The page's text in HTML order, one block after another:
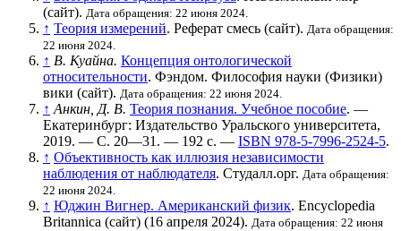
(сайт). Дата обращения: 22 июня 2024.
↑ Теория измерений. Реферат смесь (сайт). Дата обращения:
22 июня 2024.
↑ В. Куайна. Концепция онтологической
относительности. Фэндом. Философия науки (Физики)
вики (сайт). Дата обращения: 22 июня 2024.
↑ Анкин, Д. В. Теория познания. Учебное пособие. —
Екатеринбург: Издательство Уральского университета,
2019. — С. 20—31. — 192 с. — ISBN 978-5-7996-2524-5.
↑ Объективность как иллюзия независимости
наблюдения от наблюдателя. Студалл.орг. Дата обращения:
22 июня 2024.
↑ Юджин Вигнер. Американский физик. Encyclopedia
Britannica (сайт) (16 апреля 2024). Дата обращения: 22 июня